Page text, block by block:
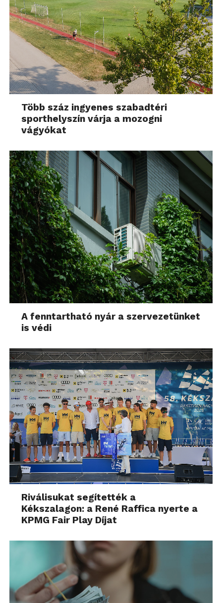
Több száz ingyenes szabadtéri
sporthelyszín várja a mozogni
vágyókat
A fenntartható nyár a szervezetünket
is védi
Riválisukat segítették a
Kékszalagon: a René Raffica nyerte a
KPMG Fair Play Díjat